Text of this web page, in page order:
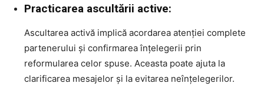
Practicarea ascultării active:
Ascultarea activă implică acordarea atenției complete
partenerului și confirmarea înțelegerii prin
reformularea celor spuse. Aceasta poate ajuta la
clarificarea mesajelor și la evitarea neînțelegerilor.